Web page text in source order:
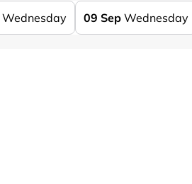
Wednesday 09 Sep Wednesday